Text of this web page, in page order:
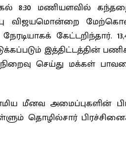
8:30 மணியளவில்
விஜயமொன்றை
கேட்டறிந்தார்.
இத்திட்டத்தின்
நிறைவு செய்து மக்கள்
மீனவ அமைப்புகளின்
தொழில்சார்